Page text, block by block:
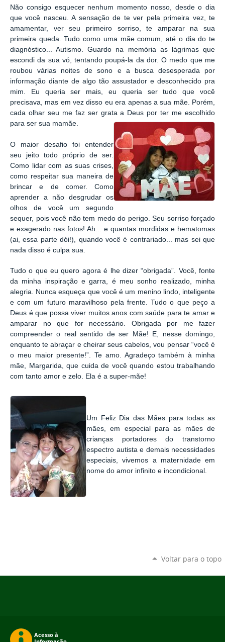
Não consigo esquecer nenhum momento nosso, desde o dia
que você nasceu. A sensação de te ver pela primeira vez, te
amamentar, ver seu primeiro sorriso, te amparar na sua
primeira queda. Tudo como uma mãe comum, até o dia do te
diagnóstico... Autismo. Guardo na memória as lágrimas que
escondi da sua vó, tentando poupá-la da dor. O medo que me
roubou várias noites de sono e a busca desesperada por
informação diante de algo tão assustador e desconhecido pra
mim. Eu queria ser mais, eu queria ser tudo que você
precisava, mas em vez disso eu era apenas a sua mãe. Porém,
cada olhar seu me faz ser grata a Deus por ter me escolhido
para ser sua mamãe.
O maior desafio foi entender
seu jeito todo próprio de ser.
Como lidar com as suas crises,
como respeitar sua maneira de
brincar e de comer. Como
aprender a não desgrudar os
olhos de você um segundo
sequer, pois você não tem medo do perigo. Seu sorriso forçado
e exagerado nas fotos! Ah... e quantas mordidas e hematomas
(ai, essa parte dói!), quando você é contrariado... mas sei que
nada disso é culpa sua.
Tudo o que eu quero agora é lhe dizer “obrigada”. Você, fonte
da minha inspiração e garra, é meu sonho realizado, minha
alegria. Nunca esqueça que você é um menino lindo, inteligente
e com um futuro maravilhoso pela frente. Tudo o que peço a
Deus é que possa viver muitos anos com saúde para te amar e
amparar no que for necessário. Obrigada por me fazer
compreender o real sentido de ser Mãe! E, nesse domingo,
enquanto te abraçar e cheirar seus cabelos, vou pensar “você é
o meu maior presente!”. Te amo. Agradeço também à minha
mãe, Margarida, que cuida de você quando estou trabalhando
com tanto amor e zelo. Ela é a super-mãe!
Um Feliz Dia das Mães para todas as
mães, em especial para as mães de
crianças portadores do transtorno
espectro autista e demais necessidades
especiais, vivemos a maternidade em
nome do amor infinito e incondicional.
Voltar para o topo